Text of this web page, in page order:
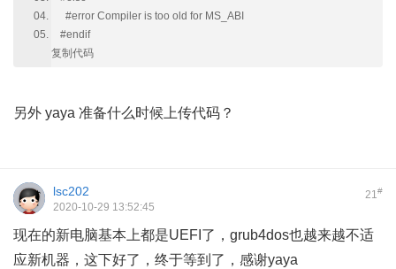
#error Compiler is too old for MS_ABI
#endif
复制代码
另外 yaya 准备什么时候上传代码？
21#
lsc202
2020-10-29 13:52:45
现在的新电脑基本上都是UEFI了，grub4dos也越来越不适
应新机器，这下好了，终于等到了，感谢yaya